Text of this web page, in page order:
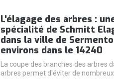
L'élagage des arbres :
spécialité de Schmitt
dans la ville de
environs dans le 14240
La coupe des branches des arbres
arbres permet d'éviter de